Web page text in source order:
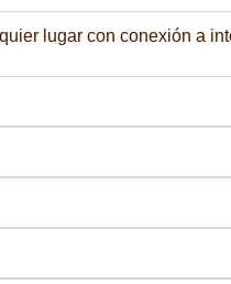
lugar con conexión a